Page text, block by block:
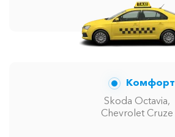
Комфорт
Skoda Octavia,
Chevrolet Cruze